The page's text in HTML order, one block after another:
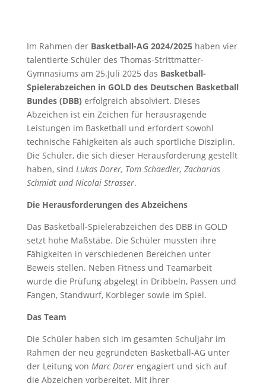
Im Rahmen der Basketball-AG 2024/2025haben vier
talentierte Schüler des Thomas-Strittmatter-
Gymnasiums am 25.Juli 2025 das Basketball-
Spielerabzeichen in GOLD des Deutschen Basketball
Bundes (DBB) erfolgreich absolviert. Dieses
Abzeichen ist ein Zeichen für herausragende
Leistungen im Basketball und erfordert sowohl
technische Fähigkeiten als auch sportliche Disziplin.
Die Schüler, die sich dieser Herausforderung gestellt
haben, sind Lukas Dorer, Tom Schaedler, Zacharias
Schmidt und Nicolai Strasser.
Die Herausforderungen des Abzeichens
Das Basketball-Spielerabzeichen des DBB in GOLD
setzt hohe Maßstäbe. Die Schüler mussten ihre
Fähigkeiten in verschiedenen Bereichen unter
Beweis stellen. Neben Fitness und Teamarbeit
wurde die Prüfung abgelegt in Dribbeln, Passen und
Fangen, Standwurf, Korbleger sowie im Spiel.
Das Team
Die Schüler haben sich im gesamten Schuljahr im
Rahmen der neu gegründeten Basketball-AG unter
der Leitung von Marc Dorer engagiert und sich auf
die Abzeichen vorbereitet. Mit ihrer